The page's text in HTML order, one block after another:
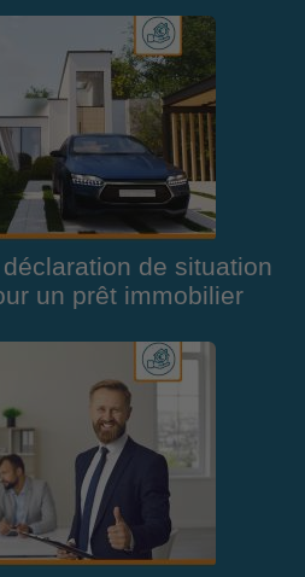
de situation
un prêt immobilier